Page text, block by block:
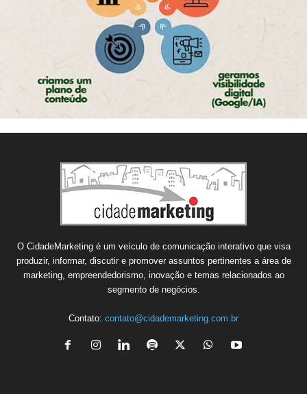
O CidadeMarketing é um veículo de comunicação interativo que visa
produzir, informar, discutir e promover assuntos pertinentes a área de
marketing, empreendedorismo, inovação e temas relacionados ao
segmento de negócios.
Contato: contato@cidademarketing.com.br